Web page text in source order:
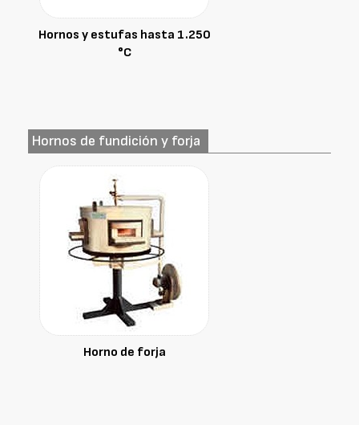
Hornos y estufas hasta 1.250
°C
Hornos de fundición y forja
Horno de forja